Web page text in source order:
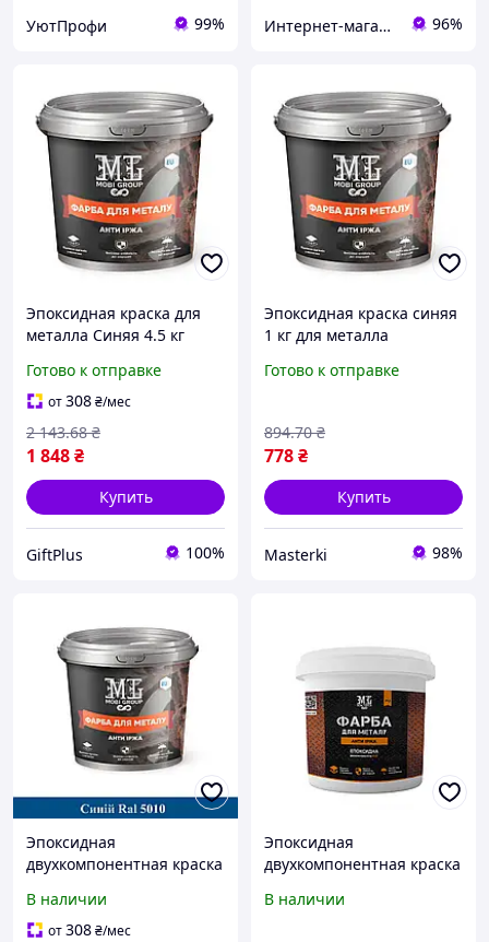
УютПрофи 99% Интернет-магазин "hotdeal" 96%
Эпоксидная краска для
металла Синяя 4.5 кг
Для защиты
металлических
поверхностей
Готово к отправке
от308₴/мес
1 848₴
2 143.68 ₴
Купить
GiftPlus 100%
Эпоксидная краска синяя
1 кг для металла
прочность защита
Готово к отправке
778₴
894.70 ₴
Купить
Masterki 98%
Эпоксидная
двухкомпонентная краска
RAL 5017 синий (защита
от коррозии)
В наличии
от308₴/мес
Эпоксидная
двухкомпонентная краска
RAL 5017 синий (защита
В наличии